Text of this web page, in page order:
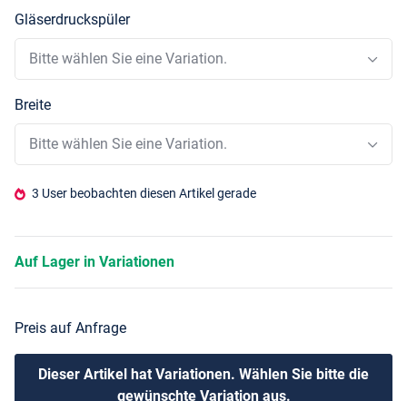
Gläserdruckspüler
Bitte wählen Sie eine Variation.
Breite
Bitte wählen Sie eine Variation.
3 User beobachten diesen Artikel gerade
Auf Lager in Variationen
Preis auf Anfrage
Dieser Artikel hat Variationen. Wählen Sie bitte die
gewünschte Variation aus.